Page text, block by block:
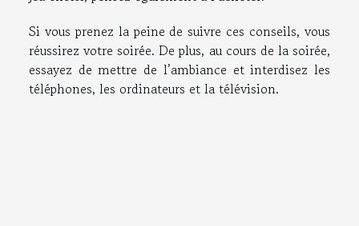
Si vous prenez la peine de suivre ces conseils, vous
réussirez votre soirée. De plus, au cours de la soirée,
essayez de mettre de l’ambiance et interdisez les
téléphones, les ordinateurs et la télévision.